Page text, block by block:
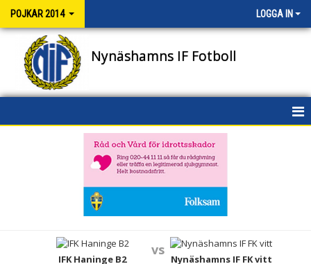
POJKAR 2014 LOGGA IN
Nynäshamns IF Fotboll
IFK Haninge B2
vs
Nynäshamns IF FK vitt